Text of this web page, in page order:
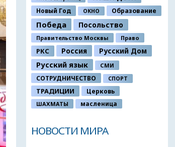
Новый Год ОКНО Образование
Победа Посольство
Правительство Москвы Право
РКС Россия
Русский Дом
Русский язык
СМИ
СОТРУДНИЧЕСТВО СПОРТ
ТРАДИЦИИ Церковь
ШАХМАТЫ масленица
НОВОСТИ МИРА